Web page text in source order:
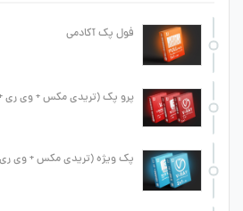
فول پک آکادمی
پرو پک (تریدی مکس + وی ری +
پک ویژه (تریدی مکس + وی